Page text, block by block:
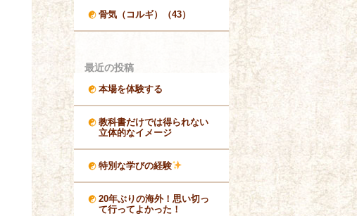
骨気（コルギ）（43）
最近の投稿
本場を体験する
教科書だけでは得られない
立体的なイメージ
特別な学びの経験
20年ぶりの海外！思い切っ
て行ってよかった！